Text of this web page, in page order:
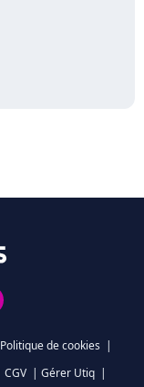
Politique de cookies |
CGV | Gérer Utiq |